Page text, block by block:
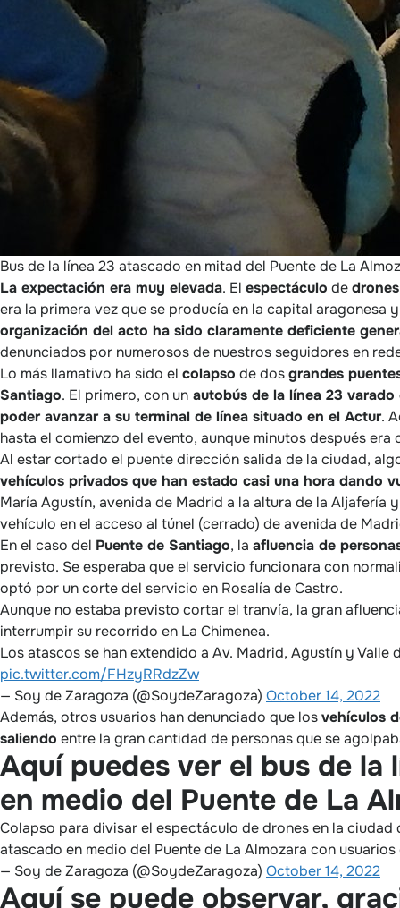
Bus de la línea 23 atascado en mitad del Puente de La
La expectación era muy elevada. El espectáculo dedrones
era la primera vez que se producía en la capital aragonesa
organización del acto ha sido claramente deficiente
denunciados por numerosos de nuestros seguidores en
Lo más llamativo ha sido el colapso de dosgrandes
Santiago. El primero, con un autobús de la línea 23
poder avanzar a su terminal de línea situado en el Actur.
hasta el comienzo del evento, aunque minutos después
Al estar cortado el puente dirección salida de la ciudad,
vehículos privados que han estado casi una hora dando
María Agustín, avenida de Madrid a la altura de la Aljafería
vehículo en el acceso al túnel (cerrado) de avenida de
En el caso del Puente de Santiago, la afluencia de
previsto. Se esperaba que el servicio funcionara con
optó por un corte del servicio en Rosalía de Castro.
Aunque no estaba previsto cortar el tranvía, la gran
interrumpir su recorrido en La Chimenea.
Los atascos se han extendido a Av. Madrid, Agustín y
pic.twitter.com/FHzyRRdzZw
— Soy de Zaragoza (@SoydeZaragoza) October 14, 2022
Además, otros usuarios han denunciado que losvehículos
saliendo entre la gran cantidad de personas que se
Aquí puedes ver el bus de la
en medio del Puente de La
Colapso para divisar el espectáculo de drones en la
atascado en medio del Puente de La Almozara con
— Soy de Zaragoza (@SoydeZaragoza) October 14, 2022
Aquí se puede observar,